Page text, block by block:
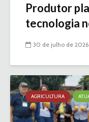
Produtor
tecnologia
30 de julho de 2026
AGRICULTURA